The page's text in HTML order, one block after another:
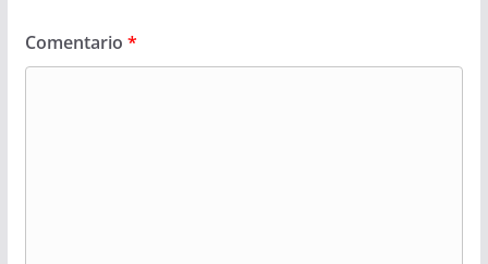
Comentario *